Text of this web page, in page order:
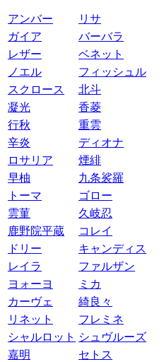
アンバー
リサ
ガイア
バーバラ
レザー
ベネット
ノエル
フィッシュル
スクロース
北斗
凝光
香菱
行秋
重雲
辛炎
ディオナ
ロサリア
煙緋
早柚
九条裟羅
トーマ
ゴロー
雲菫
久岐忍
鹿野院平蔵
コレイ
ドリー
キャンディス
レイラ
ファルザン
ヨォーヨ
ミカ
カーヴェ
綺良々
リネット
フレミネ
シャルロット シュヴルーズ
嘉明
セトス